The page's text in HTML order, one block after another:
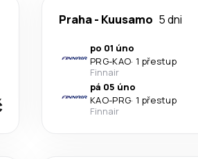
Praha- Kuusamo 5 dni
po 01 úno
PRG-KAO· 1 přestup
Finnair
pá 05 úno
KAO-PRG· 1 přestup
Finnair